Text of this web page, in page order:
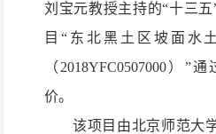
刘宝元教授主持的“十三五
目“东北黑土区 坡面水
（2018YFC0507000）”通
价。
该项目 由北京师范大